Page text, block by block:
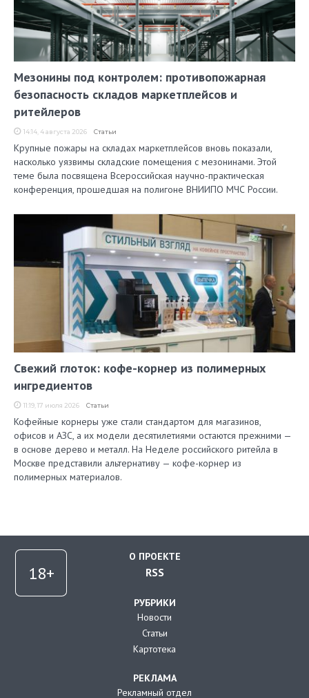
Мезонины под контролем: противопожарная
безопасность складов маркетплейсов и
ритейлеров
14:14, 4 августа 2026 Статьи
Крупные пожары на складах маркетплейсов вновь показали,
насколько уязвимы складские помещения с мезонинами. Этой
теме была посвящена Всероссийская научно-практическая
конференция, прошедшая на полигоне ВНИИПО МЧС России.
Свежий глоток: кофе-корнер из полимерных
ингредиентов
11:19, 17 июля 2026 Статьи
Кофейные корнеры уже стали стандартом для магазинов,
офисов и АЗС, а их модели десятилетиями остаются прежними —
в основе дерево и металл. На Неделе российского ритейла в
Москве представили альтернативу — кофе-корнер из
полимерных материалов.
О ПРОЕКТЕ
RSS
РУБРИКИ
Новости
Статьи
Картотека
РЕКЛАМА
Рекламный отдел